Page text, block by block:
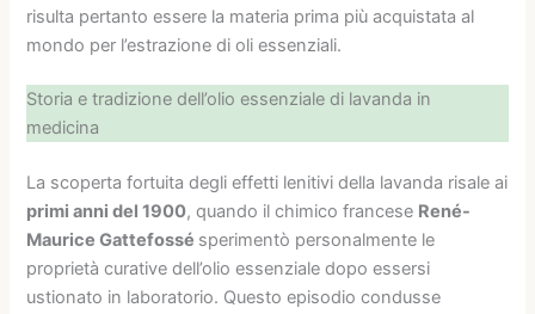
risulta pertanto essere la materia prima più acquistata al
mondo per l’estrazione di oli essenziali.
Storia e tradizione dell’olio essenziale di lavanda in
medicina
La scoperta fortuita degli effetti lenitivi della lavanda risale ai
primi anni del 1900, quando il chimico francese René-
Maurice Gattefossé sperimentò personalmente le
proprietà curative dell’olio essenziale dopo essersi
ustionato in laboratorio. Questo episodio condusse